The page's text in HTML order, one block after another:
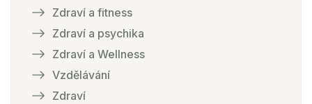
Zdraví a fitness
Zdraví a psychika
Zdraví a Wellness
Vzdělávání
Zdraví